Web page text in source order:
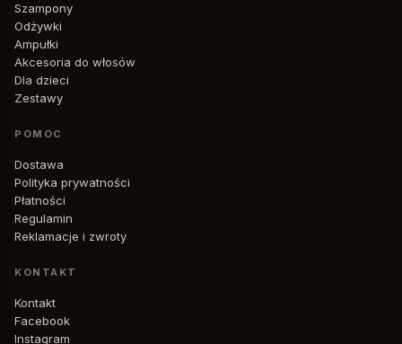
Szampony
Odżywki
Ampułki
Akcesoria do włosów
Dla dzieci
Zestawy
POMOC
Dostawa
Polityka prywatności
Płatności
Regulamin
Reklamacje i zwroty
KONTAKT
Kontakt
Facebook
Instagram